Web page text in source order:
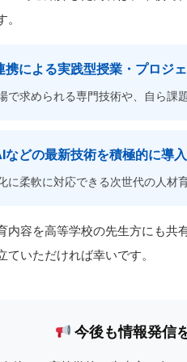
による実践型授業・プロジ
で求められる専門技術や、自ら課
どの最新技術を積極的に導入
に柔軟に対応できる次世代の人材
内容を高等学校の先生方にも共
ていただければ幸いです。
今後も情報発信